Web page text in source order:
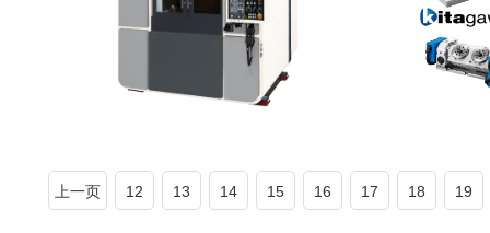
上一页 12 13 14 15 16 17 18 19